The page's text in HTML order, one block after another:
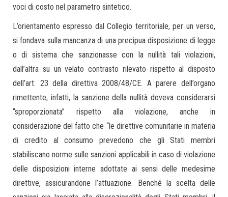
voci di costo nel parametro sintetico.
L’orientamento espresso dal Collegio territoriale, per un verso,
si fondava sulla mancanza di una precipua disposizione di legge
o di sistema che sanzionasse con la nullità tali violazioni,
dall’altra su un velato contrasto rilevato rispetto al disposto
dell’art. 23 della direttiva 2008/48/CE. A parere dell’organo
rimettente, infatti, la sanzione della nullità doveva considerarsi
“sproporzionata” rispetto alla violazione, anche in
considerazione del fatto che “le direttive comunitarie in materia
di credito al consumo prevedono che gli Stati membri
stabiliscano norme sulle sanzioni applicabili in caso di violazione
delle disposizioni interne adottate ai sensi delle medesime
direttive, assicurandone l’attuazione. Benché la scelta delle